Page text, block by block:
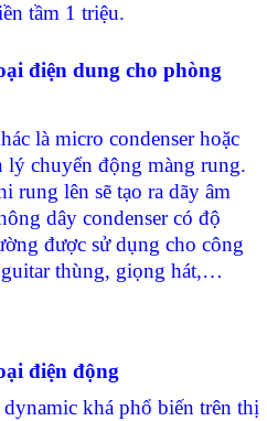
tầm 1 triệu.
điện dung cho phòng
là micro condenser hoặc
lý chuyển động màng rung.
rung lên sẽ tạo ra dãy âm
dây condenser có độ
được sử dụng cho công
guitar thùng, giọng hát,…
điện động
khá phổ biến trên thị